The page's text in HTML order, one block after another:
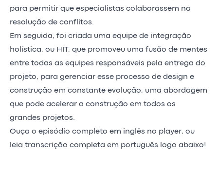
para permitir que especialistas colaborassem na
resolução de conflitos.
Em seguida, foi criada uma equipe de integração
holística, ou HIT, que promoveu uma fusão de mentes
entre todas as equipes responsáveis pela entrega do
projeto, para gerenciar esse processo de design e
construção em constante evolução, uma abordagem
que pode acelerar a construção em todos os
grandes projetos.
Ouça o episódio completo em inglês no player, ou
leia transcrição completa em português logo abaixo!